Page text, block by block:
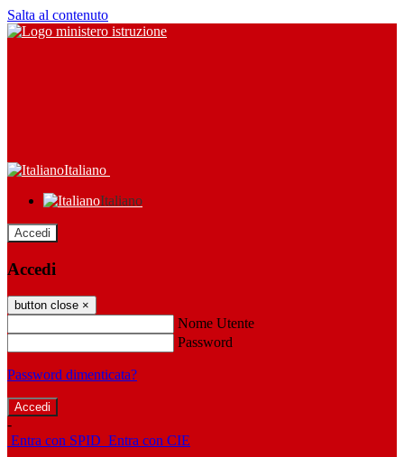
Salta al contenuto
Italiano
Italiano
Accedi
Accedi
button close ×
Nome Utente
Password
Password dimenticata?
-
Entra con SPID Entra con CIE